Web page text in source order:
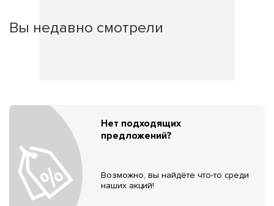
Вы недавно смотрели
Нет подходящих
предложений?
Возможно, вы найдёте что-то среди
наших акций!